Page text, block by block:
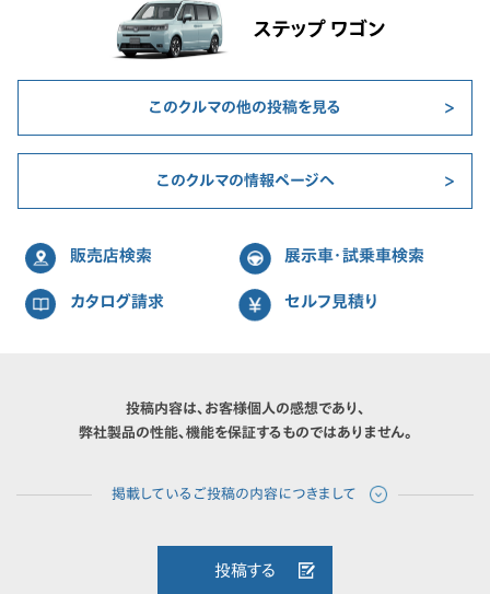
ステップ ワゴン
このクルマの他の投稿を見る
このクルマの情報ページへ
販売店検索 展示車・試乗車検索
カタログ請求 セルフ見積り
投稿内容は、お客様個人の感想であり、
弊社製品の性能、機能を保証するものではありません。
投稿する